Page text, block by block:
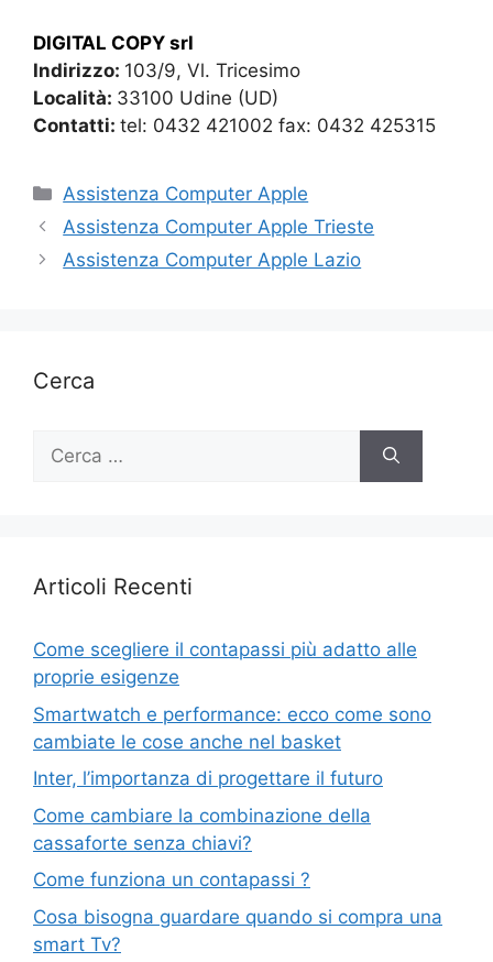
DIGITAL COPY srl
Indirizzo: 103/9, Vl. Tricesimo
Località: 33100 Udine (UD)
Contatti: tel: 0432 421002 fax: 0432 425315
Categorie
Assistenza Computer Apple
Assistenza Computer Apple Trieste
Assistenza Computer Apple Lazio
Cerca
Ricerca
Articoli Recenti
Come scegliere il contapassi più adatto alle
proprie esigenze
Smartwatch e performance: ecco come sono
cambiate le cose anche nel basket
Inter, l’importanza di progettare il futuro
Come cambiare la combinazione della
cassaforte senza chiavi?
Come funziona un contapassi ?
Cosa bisogna guardare quando si compra una
smart Tv?